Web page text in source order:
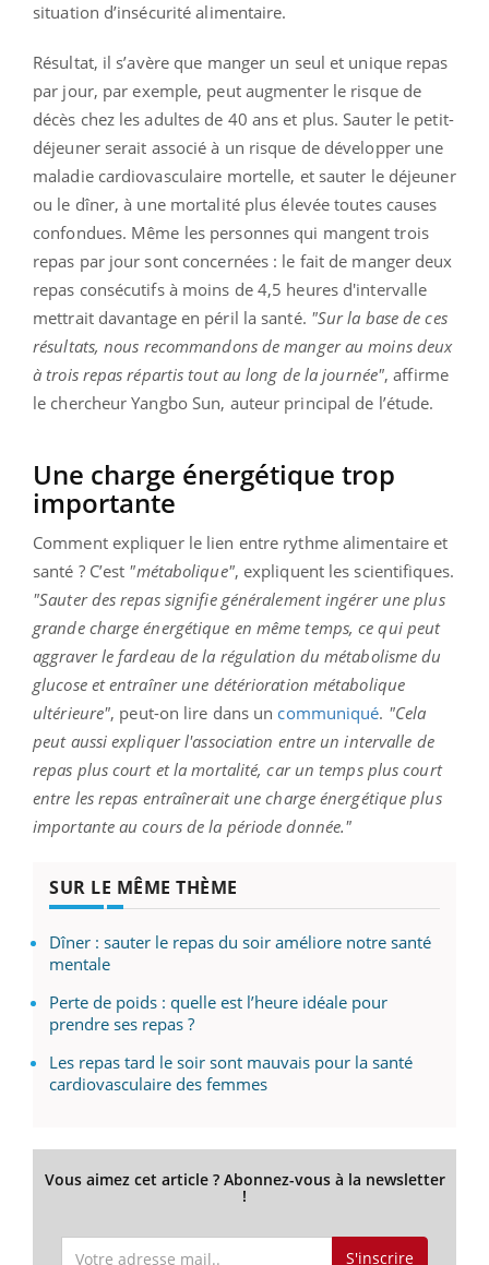
situation d’insécurité alimentaire.
Résultat, il s’avère que manger un seul et unique repas
par jour, par exemple, peut augmenter le risque de
décès chez les adultes de 40 ans et plus. Sauter le petit-
déjeuner serait associé à un risque de développer une
maladie cardiovasculaire mortelle, et sauter le déjeuner
ou le dîner, à une mortalité plus élevée toutes causes
confondues. Même les personnes qui mangent trois
repas par jour sont concernées : le fait de manger deux
repas consécutifs à moins de 4,5 heures d'intervalle
mettrait davantage en péril la santé. "Sur la base de ces
résultats, nous recommandons de manger au moins deux
à trois repas répartis tout au long de la journée", affirme
le chercheur Yangbo Sun, auteur principal de l’étude.
Une charge énergétique trop
importante
Comment expliquer le lien entre rythme alimentaire et
santé ? C’est "métabolique", expliquent les scientifiques.
"Sauter des repas signifie généralement ingérer une plus
grande charge énergétique en même temps, ce qui peut
aggraver le fardeau de la régulation du métabolisme du
glucose et entraîner une détérioration métabolique
ultérieure", peut-on lire dans un communiqué. "Cela
peut aussi expliquer l'association entre un intervalle de
repas plus court et la mortalité, car un temps plus court
entre les repas entraînerait une charge énergétique plus
importante au cours de la période donnée."
SUR LE MÊME THÈME
Dîner : sauter le repas du soir améliore notre santé
mentale
Perte de poids : quelle est l’heure idéale pour
prendre ses repas ?
Les repas tard le soir sont mauvais pour la santé
cardiovasculaire des femmes
Vous aimez cet article ? Abonnez-vous à la newsletter
!
S'inscrire